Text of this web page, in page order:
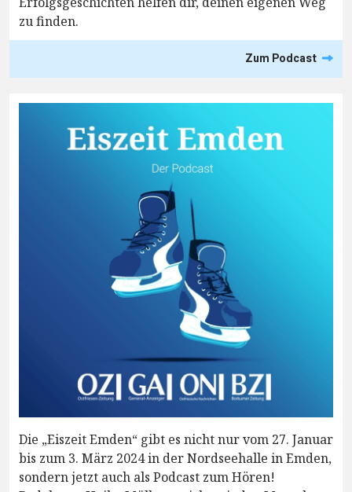
zu finden.
Zum Podcast
Die „Eiszeit Emden“ gibt es nicht nur vom 27. Januar
bis zum 3. März 2024 in der Nordseehalle in Emden,
sondern jetzt auch als Podcast zum Hören!